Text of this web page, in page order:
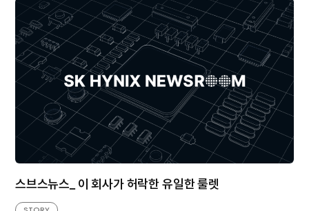
스브스뉴스_ 이 회사가 허락한 유일한 룰렛